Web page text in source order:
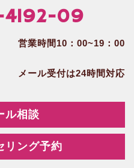
4192-09
営業時間10：00~19：00
メール受付は24時間対応
ル相談
リング予約